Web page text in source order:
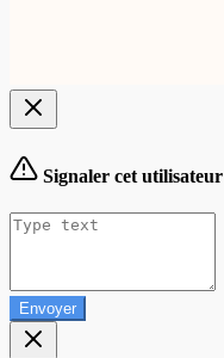
Signaler cet utilisateur
Envoyer